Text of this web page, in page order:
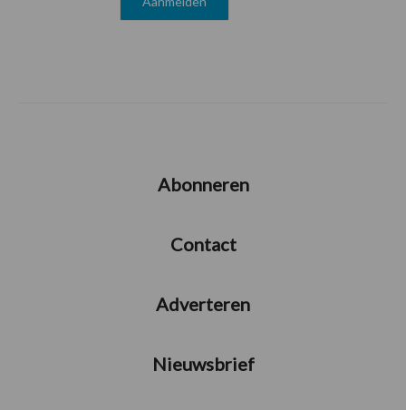
Abonneren
Contact
Adverteren
Nieuwsbrief